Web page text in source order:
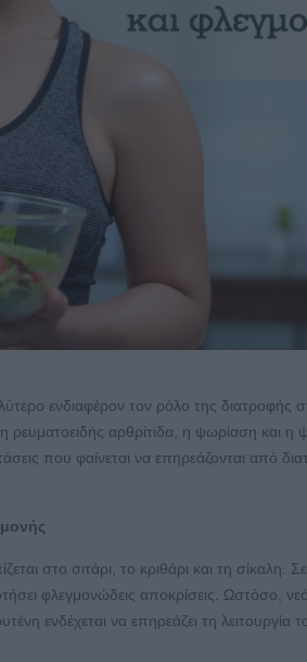
ενδιαφέρον τον ρόλο της διατροφής
αρθρίτιδα, η ψωρίαση και η
που φαίνεται να επηρεάζονται από
στο σιτάρι, το κριθάρι και τη σίκαλη.
φλεγμονώδεις αποκρίσεις. Ωστόσο,
ενδέχεται να επηρεάζει τη λειτουργία